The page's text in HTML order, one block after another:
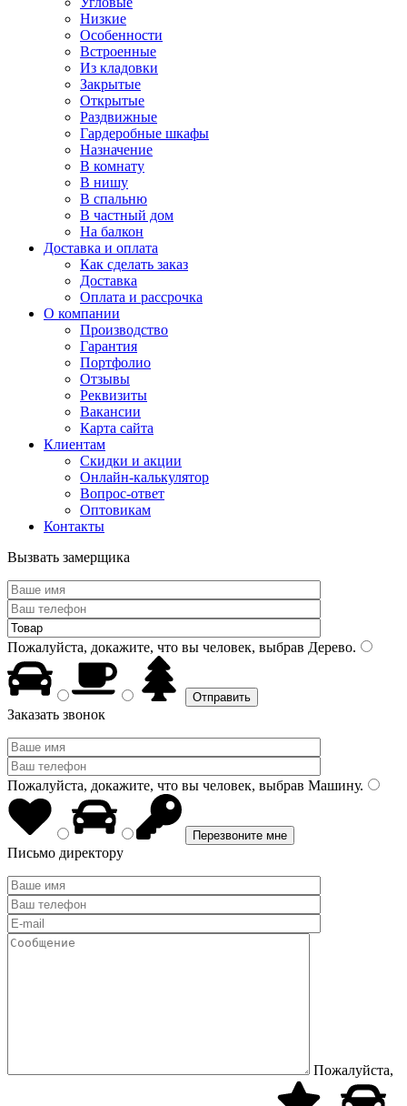
Низкие
Особенности
Встроенные
Из кладовки
Закрытые
Открытые
Раздвижные
Гардеробные шкафы
Назначение
В комнату
В нишу
В спальню
В частный дом
На балкон
Доставка и оплата
Как сделать заказ
Доставка
Оплата и рассрочка
О компании
Производство
Гарантия
Портфолио
Отзывы
Реквизиты
Вакансии
Карта сайта
Клиентам
Скидки и акции
Онлайн-калькулятор
Вопрос-ответ
Оптовикам
Контакты
Вызвать замерщика
Пожалуйста, докажите, что вы человек, выбрав Дерево.
Заказать звонок
Пожалуйста, докажите, что вы человек, выбрав Машину.
Письмо директору
Пожалуйста,